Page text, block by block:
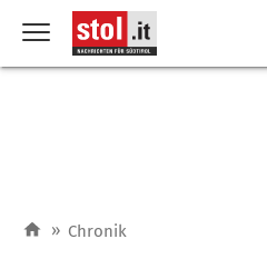
» Chronik